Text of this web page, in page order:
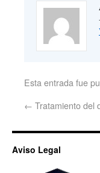
Esta entrada fue
← Tratamiento del
Aviso Legal